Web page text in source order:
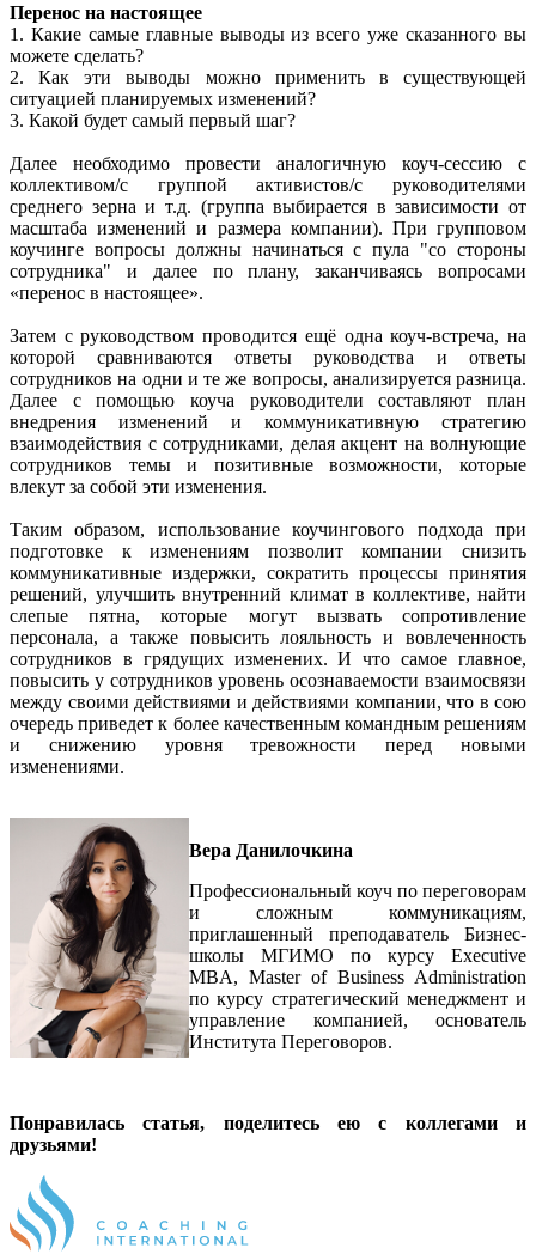
Перенос на настоящее
1. Какие самые главные выводы из всего уже сказанного вы
можете сделать?
2. Как эти выводы можно применить в существующей
ситуацией планируемых изменений?
3. Какой будет самый первый шаг?
Далее необходимо провести аналогичную коуч-сессию с
коллективом/с группой активистов/с руководителями
среднего зерна и т.д. (группа выбирается в зависимости от
масштаба изменений и размера компании). При групповом
коучинге вопросы должны начинаться с пула "со стороны
сотрудника" и далее по плану, заканчиваясь вопросами
«перенос в настоящее».
Затем с руководством проводится ещё одна коуч-встреча, на
которой сравниваются ответы руководства и ответы
сотрудников на одни и те же вопросы, анализируется разница.
Далее с помощью коуча руководители составляют план
внедрения изменений и коммуникативную стратегию
взаимодействия с сотрудниками, делая акцент на волнующие
сотрудников темы и позитивные возможности, которые
влекут за собой эти изменения.
Таким образом, использование коучингового подхода при
подготовке к изменениям позволит компании снизить
коммуникативные издержки, сократить процессы принятия
решений, улучшить внутренний климат в коллективе, найти
слепые пятна, которые могут вызвать сопротивление
персонала, а также повысить лояльность и вовлеченность
сотрудников в грядущих изменених. И что самое главное,
повысить у сотрудников уровень осознаваемости взаимосвязи
между своими действиями и действиями компании, что в сою
очередь приведет к более качественным командным решениям
и снижению уровня тревожности перед новыми
изменениями.
Вера Данилочкина
Профессиональный коуч по переговорам
и сложным коммуникациям,
приглашенный преподаватель Бизнес-
школы МГИМО по курсу Executive
MBA, Master of Business Administration
по курсу стратегический менеджмент и
управление компанией, основатель
Института Переговоров.
Понравилась статья, поделитесь ею с коллегами и
друзьями!